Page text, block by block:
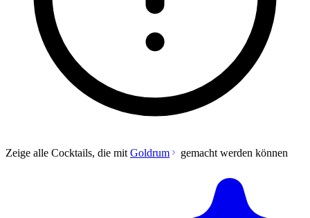
Zeige alle Cocktails, die mit Goldrum gemacht werden können